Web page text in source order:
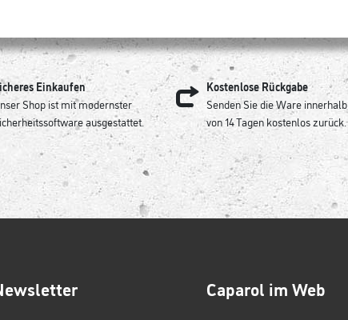
Einkaufen
Shop ist mit modernster
ausgestattet.
Kostenlose Rückgabe
Senden Sie die Ware innerhalb
von 14 Tagen kostenlos zurück.
Caparol im Web